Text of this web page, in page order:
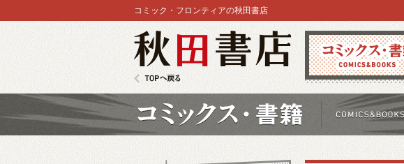
コミックス
コミック・フロンティアの秋田書店